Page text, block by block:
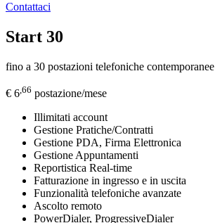
Contattaci
Start 30
fino a 30 postazioni telefoniche contemporanee
€ 6,66 postazione/mese
Illimitati account
Gestione Pratiche/Contratti
Gestione PDA, Firma Elettronica
Gestione Appuntamenti
Reportistica Real-time
Fatturazione in ingresso e in uscita
Funzionalità telefoniche avanzate
Ascolto remoto
PowerDialer, ProgressiveDialer